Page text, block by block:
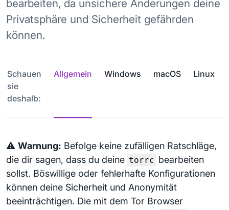
bearbeiten, da unsichere Änderungen deine
Privatsphäre und Sicherheit gefährden
können.
Schauen
sie
deshalb:
Allgemein Windows macOS Linux
⚠️ Warnung: Befolge keine zufälligen Ratschläge,
die dir sagen, dass du deine torrc bearbeiten
sollst. Böswillige oder fehlerhafte Konfigurationen
können deine Sicherheit und Anonymität
beeinträchtigen. Die mit dem Tor Browser